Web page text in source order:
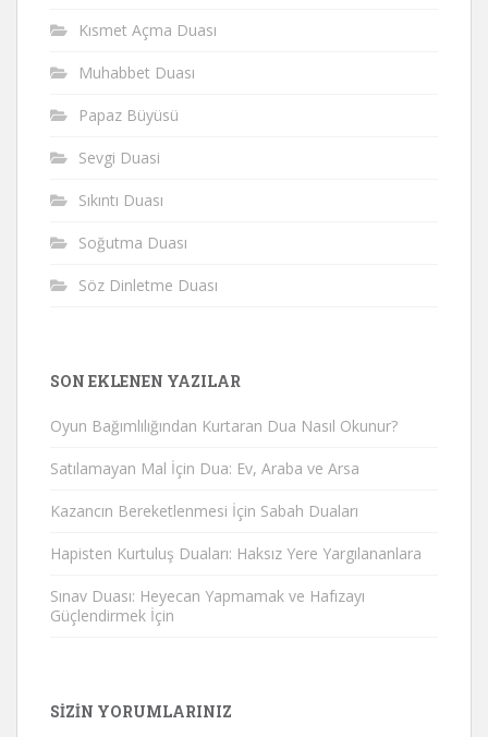
Kısmet Açma Duası
Muhabbet Duası
Papaz Büyüsü
Sevgi Duasi
Sıkıntı Duası
Soğutma Duası
Söz Dinletme Duası
SON EKLENEN YAZILAR
Oyun Bağımlılığından Kurtaran Dua Nasıl Okunur?
Satılamayan Mal İçin Dua: Ev, Araba ve Arsa
Kazancın Bereketlenmesi İçin Sabah Duaları
Hapisten Kurtuluş Duaları: Haksız Yere Yargılananlara
Sınav Duası: Heyecan Yapmamak ve Hafızayı
Güçlendirmek İçin
SIZIN YORUMLARINIZ